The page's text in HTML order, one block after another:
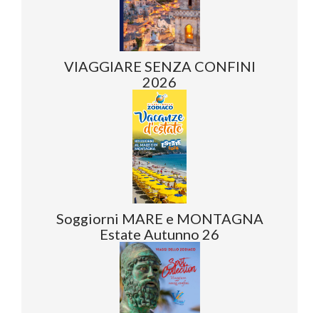
VIAGGIARE SENZA CONFINI
2026
Soggiorni MARE e MONTAGNA
Estate Autunno 26